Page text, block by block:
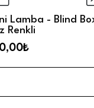
Sepete Ekle
Lamba - Blind
Renkli